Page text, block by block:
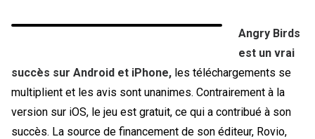
Angry Birds
est un vrai
succès sur Android et iPhone, les téléchargements se
multiplient et les avis sont unanimes. Contrairement à la
version sur iOS, le jeu est gratuit, ce qui a contribué à son
succès. La source de financement de son éditeur, Rovio,